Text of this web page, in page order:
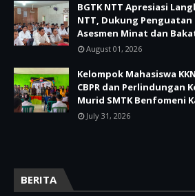
BGTK NTT Apresiasi
NTT, Dukung
Asesmen Minat dan
August 01, 2026
Kelompok Mahasiswa
CBPR dan Perlindungan
Murid SMTK Benfomeni
July 31, 2026
BERITA